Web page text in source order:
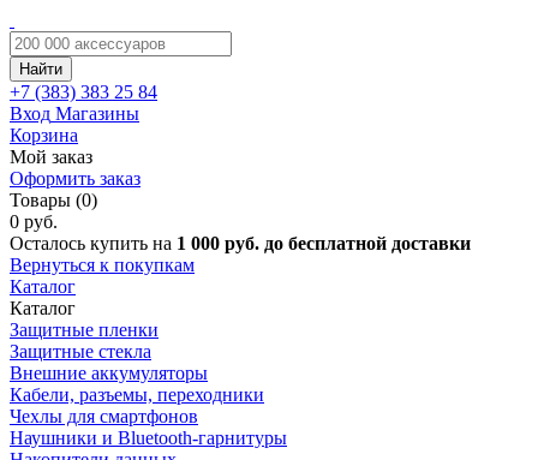
Найти
+7 (383) 383 25 84
Вход Магазины
Корзина
Мой заказ
Оформить заказ
Товары (0)
0 руб.
Осталось купить на 1 000 руб. до бесплатной доставки
Вернуться к покупкам
Каталог
Каталог
Защитные пленки
Защитные стекла
Внешние аккумуляторы
Кабели, разъемы, переходники
Чехлы для смартфонов
Наушники и Bluetooth-гарнитуры